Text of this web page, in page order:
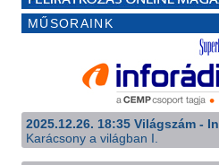
MŰSORAINK
2025.12.26. 18:35 Világszám -
Karácsony a világban I.